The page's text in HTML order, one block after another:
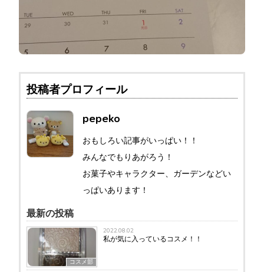
投稿者プロフィール
pepeko
おもしろい記事がいっぱい！！
みんなでもりあがろう！
お菓子やキャラクター、ガーデンなどい
っぱいあります！
最新の投稿
コスメ部
2022.08.02
私が気に入っているコスメ！！